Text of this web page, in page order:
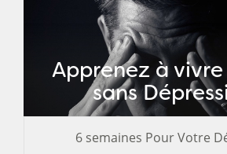
Apprenez à
sans
6 semaines Pour Votre